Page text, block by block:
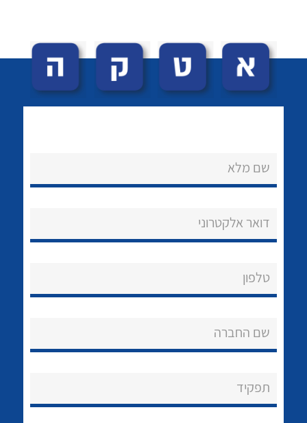
לכל מוצרי היצרן
לכל מוצרי היצרן
שם מלא
דואר אלקטרוני
טלפון
שם החברה
תפקיד